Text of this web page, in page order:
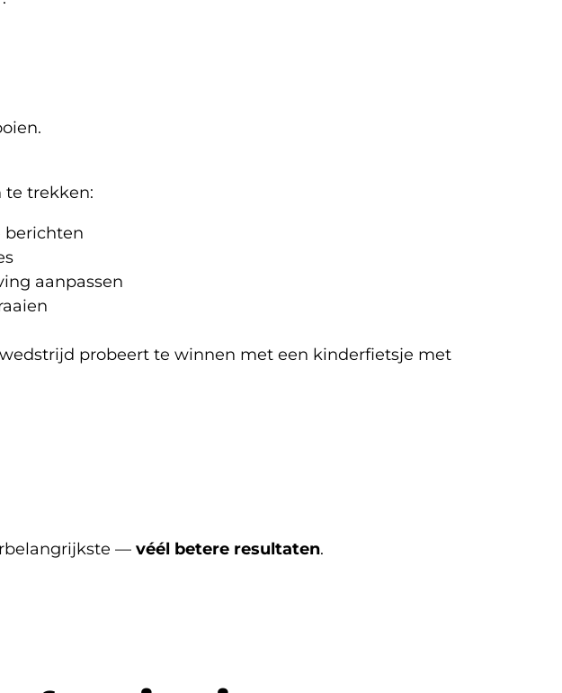
te trekken:
berichten
aanpassen
probeert te winnen met een kinderfietsje met
— véél betere resultaten.